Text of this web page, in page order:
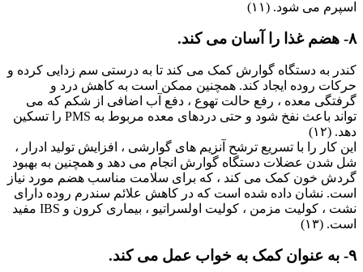
اسپرم می شود. (۱۱)
۸- هضم غذا را آسان می کند.
کندر به دستگاه گوارش کمک می کند تا به درستی سم زدایی کرده و
حرکات روده ایجاد کند. همچنین ممکن است به کاهش درد و
گرفتگی معده ، رفع حالت تهوع ، دفع آب اضافی از شکم که می
تواند باعث نفخ شود و حتی دردهای معده مربوط به PMS را تسکین
دهد. (۱۲)
این کار را با تسریع ترشح آنزیم های گوارشی ، افزایش تولید ادرار ،
شل شدن عضلات دستگاه گوارش انجام می دهد و همچنین به بهبود
گردش خون کمک می کند ، که برای سلامت مناسب هضم مورد نیاز
است. نشان داده شده است که در کاهش علائم سندرم روده دارای
نشت ، کولیت مزمن ، کولیت اولسراتیو ، بیماری کرون و IBS مفید
است. (۱۳)
۹- به عنوان کمک به خواب عمل می کند.